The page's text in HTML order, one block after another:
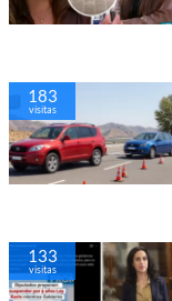
183
visitas
133
visitas